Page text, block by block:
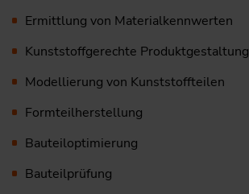
Ermittlung von Materialkennwerten
Kunststoffgerechte Produktgestaltung
Modellierung von Kunststoffteilen
Formteilherstellung
Bauteiloptimierung
Bauteilprüfung